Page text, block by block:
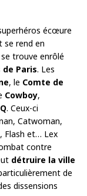
écœure
se rend en
trouve enrôlé
de Paris. Les
, le Comte de
Cowboy,
. Ceux-ci
Catwoman,
Flash et… Lex
contre
détruire la ville
de
dissensions